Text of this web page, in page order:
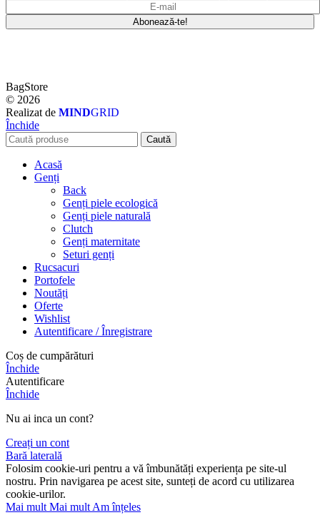
BagStore
© 2026
Realizat de MINDGRID
Închide
Caută
Acasă
Genți
Back
Genți piele ecologică
Genți piele naturală
Clutch
Genți maternitate
Seturi genți
Rucsacuri
Portofele
Noutăți
Oferte
Wishlist
Autentificare / Înregistrare
Coș de cumpărături
Închide
Autentificare
Închide
Nu ai inca un cont?
Creați un cont
Bară laterală
Folosim cookie-uri pentru a vă îmbunătăți experiența pe site-ul
nostru. Prin navigarea pe acest site, sunteți de acord cu utilizarea
cookie-urilor.
Mai mult Mai mult Am înțeles